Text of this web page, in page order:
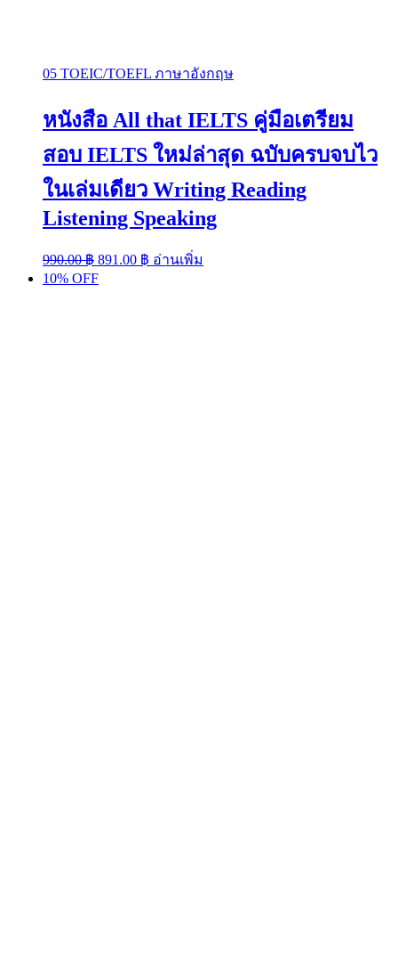
05 TOEIC/TOEFL ภาษาอังกฤษ
หนังสือ All that IELTS คู่มือเตรียม
สอบ IELTS ใหม่ล่าสุด ฉบับครบจบไว
ในเล่มเดียว Writing Reading
Listening Speaking
990.00฿ Original
price
was:
891.00 ฿ Current
price
อ่านเพิ่ม
10% OFF